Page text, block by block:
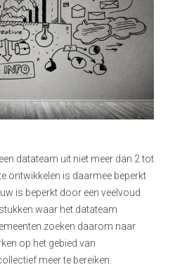
datateam uit niet meer dan 2 tot
ontwikkelen is daarmee beperkt
is beperkt door een veelvoud
waar het datateam
zoeken daarom naar
op het gebied van
meer te bereiken.